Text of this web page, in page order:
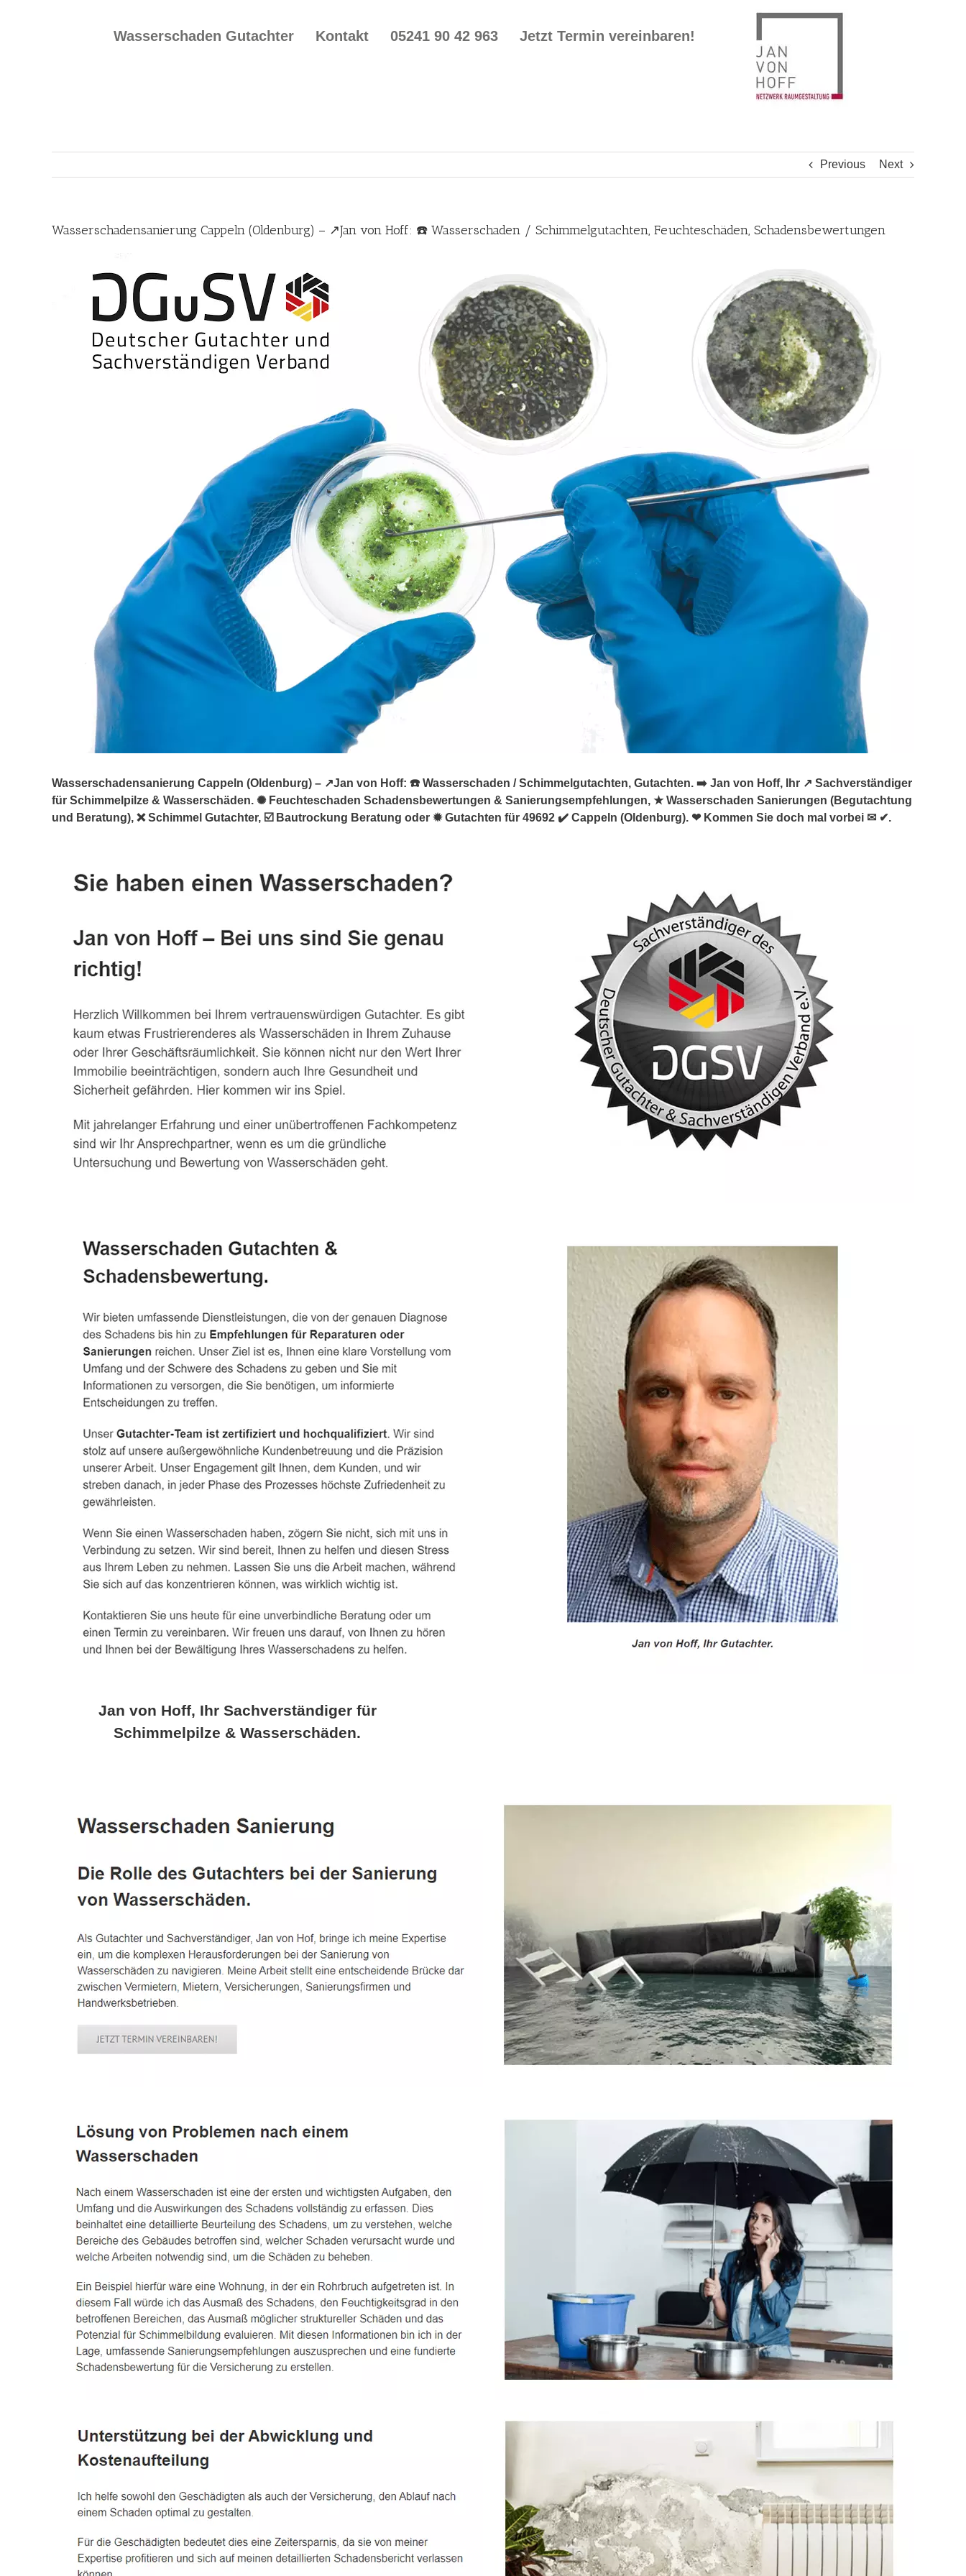
Wasserschaden Gutachter Kontakt 05241 90 42 963 Jetzt Termin vereinbaren!
Previous Next
Wasserschadensanierung Cappeln (Oldenburg) – ↗️Jan von Hoff: ☎️ Wasserschaden / Schimmelgutachten, Feuchteschäden, Schadensbewertungen
Wasserschadensanierung Cappeln (Oldenburg) – ↗️Jan von Hoff: ☎️ Wasserschaden / Schimmelgutachten, Gutachten. ➡️ Jan von Hoff, Ihr ↗️ Sachverständiger
für Schimmelpilze & Wasserschäden. ✺ Feuchteschaden Schadensbewertungen & Sanierungsempfehlungen, ★ Wasserschaden Sanierungen (Begutachtung
und Beratung), ❌ Schimmel Gutachter, ☑️ Bautrockung Beratung oder ✹ Gutachten für 49692 ✔️ Cappeln (Oldenburg). ❤ Kommen Sie doch mal vorbei ✉ ✔.
Jan von Hoff, Ihr Sachverständiger für
Schimmelpilze & Wasserschäden.